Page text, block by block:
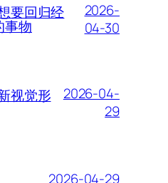
要回归经
事物
2026-
04-30
视觉形
2026-04-
29
2026-04-29